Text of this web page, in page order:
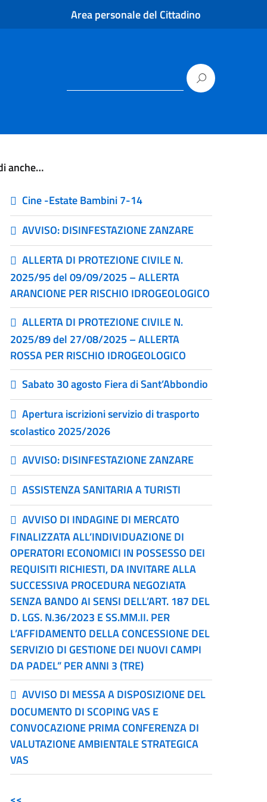
Area personale del Cittadino
anche…
Cine -Estate Bambini 7-14
AVVISO: DISINFESTAZIONE ZANZARE
ALLERTA DI PROTEZIONE CIVILE N.
2025/95 del 09/09/2025 – ALLERTA
ARANCIONE PER RISCHIO IDROGEOLOGICO
ALLERTA DI PROTEZIONE CIVILE N.
2025/89 del 27/08/2025 – ALLERTA
ROSSA PER RISCHIO IDROGEOLOGICO
Sabato 30 agosto Fiera di Sant’Abbondio
Apertura iscrizioni servizio di trasporto
scolastico 2025/2026
AVVISO: DISINFESTAZIONE ZANZARE
ASSISTENZA SANITARIA A TURISTI
AVVISO DI INDAGINE DI MERCATO
FINALIZZATA ALL’INDIVIDUAZIONE DI
OPERATORI ECONOMICI IN POSSESSO DEI
REQUISITI RICHIESTI, DA INVITARE ALLA
SUCCESSIVA PROCEDURA NEGOZIATA
SENZA BANDO AI SENSI DELL’ART. 187 DEL
D. LGS. N.36/2023 E SS.MM.II. PER
L’AFFIDAMENTO DELLA CONCESSIONE DEL
SERVIZIO DI GESTIONE DEI NUOVI CAMPI
DA PADEL” PER ANNI 3 (TRE)
AVVISO DI MESSA A DISPOSIZIONE DEL
DOCUMENTO DI SCOPING VAS E
CONVOCAZIONE PRIMA CONFERENZA DI
VALUTAZIONE AMBIENTALE STRATEGICA
VAS
<<